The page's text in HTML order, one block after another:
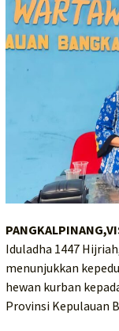
Iduladha 1447
menunjukkan
hewan kurban
Provinsi Kepulauan